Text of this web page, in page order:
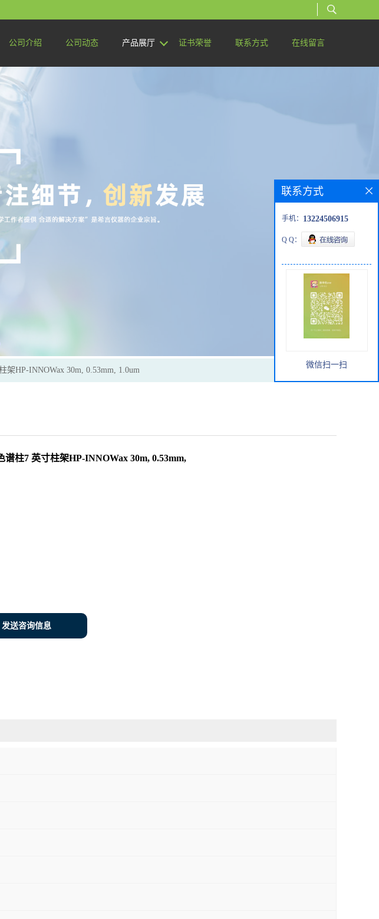
公司介绍 公司动态 产品展厅 证书荣誉 联系方式 在线留言
HP-INNOWax 30m, 0.53mm, 1.0um
柱7 英寸柱架HP-INNOWax 30m, 0.53mm,
发送咨询信息
联系方式
手机： 13224506915
Q Q：
微信扫一扫